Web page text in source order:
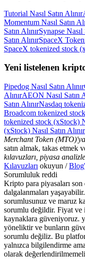
Tutorial Nasıl Satın Alınır
Momentum Nasıl Satın
Satın AlınırSynapse Nasıl
Satın AlınırSpaceX
SpaceX tokenized stock
Yeni listelenen
Pipedog Nasıl Satın Alınır
AlınırAEON Nasıl Satın
Satın AlınırNasdaq
Broadcom tokenized
tokenized stock (xStock)
(xStock) Nasıl Satın Alınır
Merchant Token
satın almak, takas etmek
kılavuzları, piyasa
Kılavuzları okuyun /
Sorumluluk reddi
Kripto para piyasaları
dalgalanmaları
sorumlusunuz ve maruz
sorumlu değildir. Fiyat
kaynaklara güveniyoruz.
yöneliktir ve bunların
sorumlu değiliz. Bu
yalnızca bilgilendirme
olarak